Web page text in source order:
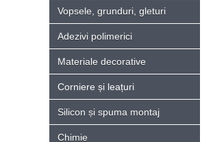
Vopsele, grunduri, gleturi
Adezivi polimerici
Materiale decorative
Corniere și leațuri
Silicon și spuma montaj
Chimie